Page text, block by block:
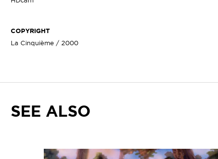
COPYRIGHT
La Cinquième / 2000
SEE ALSO